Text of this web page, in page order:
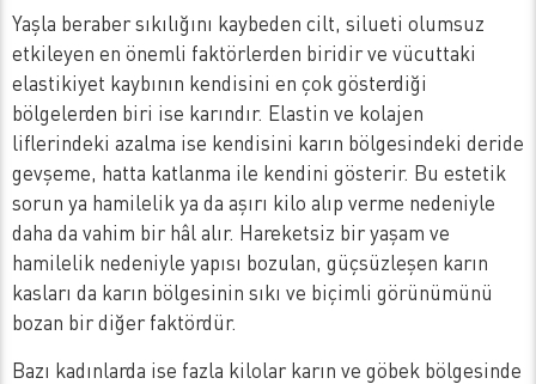
Yaşla beraber sıkılığını kaybeden cilt, silueti olumsuz
etkileyen en önemli faktörlerden biridir ve vücuttaki
elastikiyet kaybının kendisini en çok gösterdiği
bölgelerden biri ise karındır. Elastin ve kolajen
liflerindeki azalma ise kendisini karın bölgesindeki deride
gevşeme, hatta katlanma ile kendini gösterir. Bu estetik
sorun ya hamilelik ya da aşırı kilo alıp verme nedeniyle
daha da vahim bir hâl alır. Hareketsiz bir yaşam ve
hamilelik nedeniyle yapısı bozulan, güçsüzleşen karın
kasları da karın bölgesinin sıkı ve biçimli görünümünü
bozan bir diğer faktördür.
Bazı kadınlarda ise fazla kilolar karın ve göbek bölgesinde